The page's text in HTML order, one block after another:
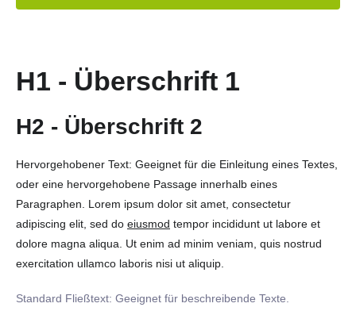
H1 - Überschrift 1
H2 - Überschrift 2
Hervorgehobener Text: Geeignet für die Einleitung eines Textes,
oder eine hervorgehobene Passage innerhalb eines
Paragraphen. Lorem ipsum dolor sit amet, consectetur
adipiscing elit, sed do eiusmod tempor incididunt ut labore et
dolore magna aliqua. Ut enim ad minim veniam, quis nostrud
exercitation ullamco laboris nisi ut aliquip.
Standard Fließtext: Geeignet für beschreibende Texte.